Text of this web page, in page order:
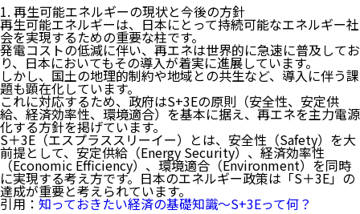
1. 再生可能エネルギーの現状と今後の方針
再生可能エネルギーは、日本にとって持続可能なエネルギー社
会を実現するための重要な柱です。
発電コストの低減に伴い、再エネは世界的に急速に普及してお
り、日本においてもその導入が着実に進展しています。
しかし、国土の地理的制約や地域との共生など、導入に伴う課
題も顕在化しています。
これに対応するため、政府はS+3Eの原則（安全性、安定供
給、経済効率性、環境適合）を基本に据え、再エネを主力電源
化する方針を掲げています。
S＋3E（エスプラススリーイー）とは、安全性（Safety）を大
前提として、安定供給（Energy Security）、経済効率性
（Economic Efficiency）、環境適合（Environment）を同時
に実現する考え方です。日本のエネルギー政策は「S＋3E」の
達成が重要と考えられています。
引用： 知っておきたい経済の基礎知識～S+3Eって何？